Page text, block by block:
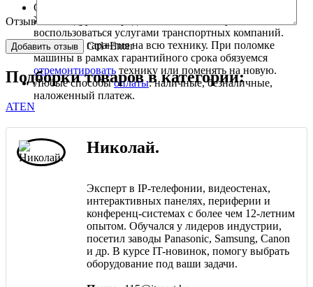
Оперативная
Жители других городов Казахстана могут
воспользоваться услугами транспортных компаний.
Дилерская гарантия на всю технику. При поломке
машины в рамках гарантийного срока обязуемся
отремонтировать технику или поменять на новую.
Любые способыоплаты: наличные, безналичные,
наложенный платеж.
Отзыв
Ctrl+Enter
Подборки товаров в категории:
ATEN
Николай.
Эксперт в IP-телефонии, видеостенах,
интерактивных панелях, периферии и
конференц-системах с более чем 12-летним
опытом. Обучался у лидеров индустрии,
посетил заводы Panasonic, Samsung, Canon
и др. В курсе IT-новинок, помогу выбрать
оборудование под ваши задачи.